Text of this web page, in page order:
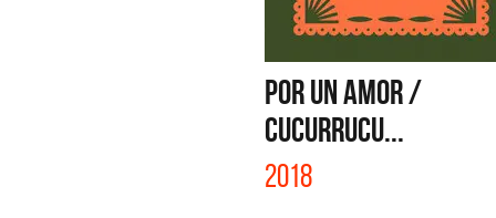
POR UN AMOR /
CUCURRUCU...
2018